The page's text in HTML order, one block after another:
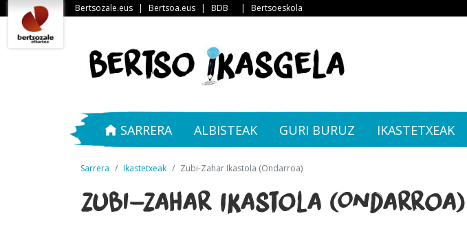
Bertsozale.eus | Bertsoa.eus | BDB | Bertsoeskola
SARRERA ALBISTEAK GURI BURUZ IKASTETXEAK
Sarrera Ikastetxeak Zubi-Zahar Ikastola (Ondarroa)
Zubi-Zahar Ikastola (Ondarroa)